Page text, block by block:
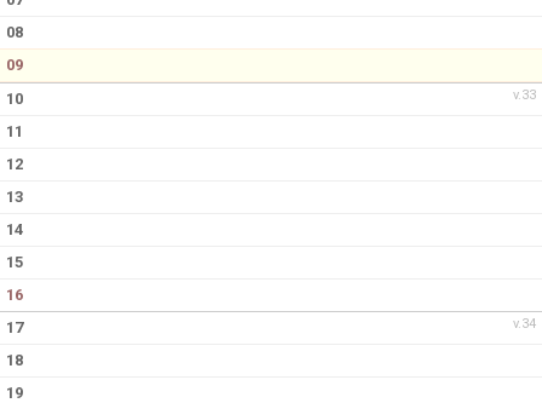
BOKA SAMLINGSLOKAL, FOTBOLLSPLANER & OMKLÄDNING
NIVÅANPASSNING BK ASTRIO
08
09
v.33
10
11
12
13
14
15
16
v.34
17
18
19